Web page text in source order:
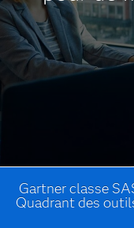
Gartner classe
Quadrant des